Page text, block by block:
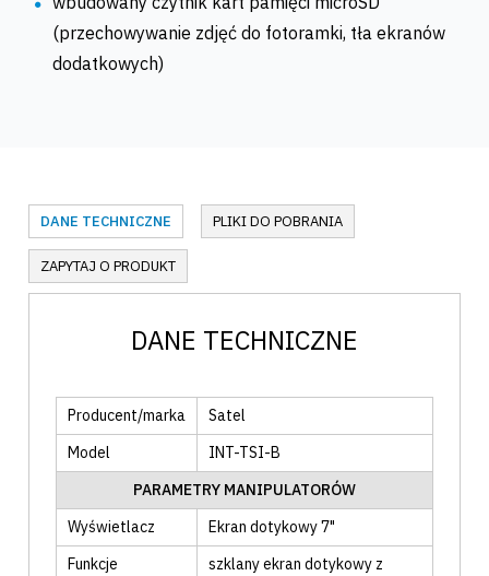
(przechowywanie zdjęć do fotoramki, tła ekranów
dodatkowych)
DANE TECHNICZNE PLIKI DO POBRANIA
ZAPYTAJ O PRODUKT
DANE TECHNICZNE
Producent/marka
Satel
Model
INT-TSI-B
PARAMETRY MANIPULATORÓW
Wyświetlacz
Ekran dotykowy 7"
Funkcje
szklany ekran dotykowy z